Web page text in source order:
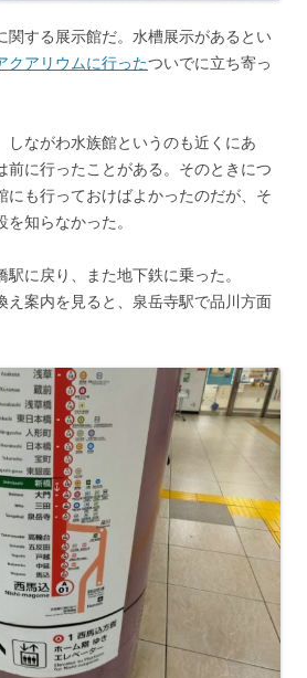
関する展示館だ。水槽展示があるとい
クアリウムに行ったついでに立ち寄っ
しながわ水族館というのも近くにあ
前に行ったことがある。そのときにつ
にも行っておけばよかったのだが、そ
知らなかった。
に戻り、また地下鉄に乗った。
え案内を見ると、泉岳寺駅で品川方面